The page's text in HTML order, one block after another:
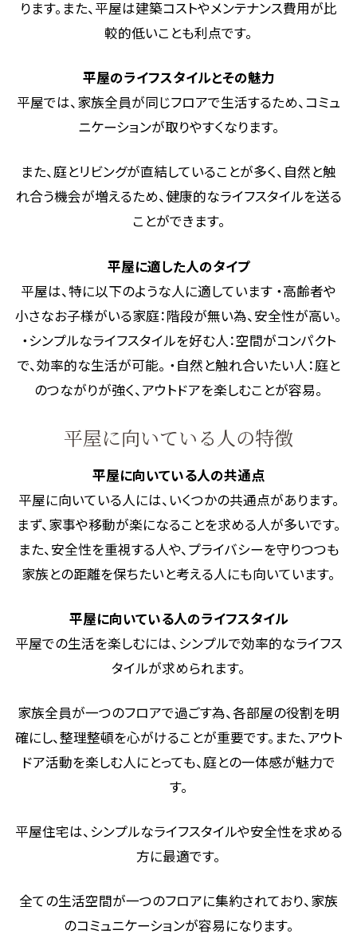
ります。また、平屋は建築コストやメンテナンス費用が比
較的低いことも利点です。
平屋のライフスタイルとその魅力
平屋では、家族全員が同じフロアで生活するため、コミュ
ニケーションが取りやすくなります。
また、庭とリビングが直結していることが多く、自然と触
れ合う機会が増えるため、健康的なライフスタイルを送る
ことができます。
平屋に適した人のタイプ
平屋は、特に以下のような人に適しています ・高齢者や
小さなお子様がいる家庭：階段が無い為、安全性が高い。
・シンプルなライフスタイルを好む人：空間がコンパクト
で、効率的な生活が可能。 ・自然と触れ合いたい人：庭と
のつながりが強く、アウトドアを楽しむことが容易。
平屋に向いている人の特徴
平屋に向いている人の共通点
平屋に向いている人には、いくつかの共通点があります。
まず、家事や移動が楽になることを求める人が多いです。
また、安全性を重視する人や、プライバシーを守りつつも
家族との距離を保ちたいと考える人にも向いています。
平屋に向いている人のライフスタイル
平屋での生活を楽しむには、シンプルで効率的なライフス
タイルが求められます。
家族全員が一つのフロアで過ごす為、各部屋の役割を明
確にし、整理整頓を心がけることが重要です。また、アウト
ドア活動を楽しむ人にとっても、庭との一体感が魅力で
す。
平屋住宅は、シンプルなライフスタイルや安全性を求める
方に最適です。
全ての生活空間が一つのフロアに集約されており、家族
のコミュニケーションが容易になります。